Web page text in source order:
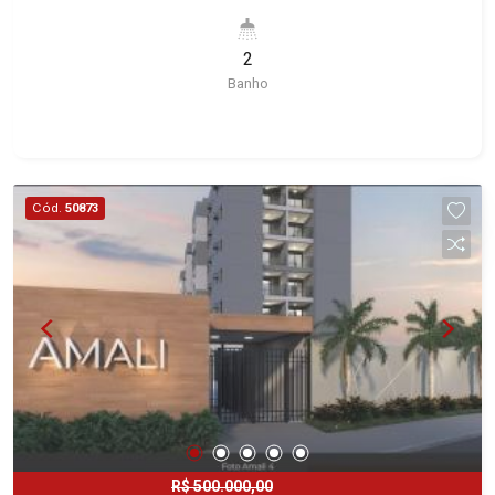
Banheiro privativo - Condomínio com: - Recepção
casas e terrenos residenciais e comerciais nos
bairros mais desejados da Zona Sul,
reconhecidos por sua segurança, infraestrutura e
qualidade de vida incomparável. Atuamos nos
bairros de maior prestígio da região, como: Alto
da Boa Vista, Jardim Botânico, Jardim Olhos
D`Água, Vila do Golfe, City Ribeirão, Jardim
Canadá, Guaporé, Ilhas do Sul, Jardim Nova
Aliança, Boulevard, Higienópolis, Sumaré, Jardim
América, Alto do Ipê, Jardim Irajá, Royal Park,
Jardim Califórnia, Quinta da Primavera, Bonfim
Paulista, Vila Seixas, Jardim Paulista, Jardim
2
Banho
Cód. 50873
R$ 500.000,00